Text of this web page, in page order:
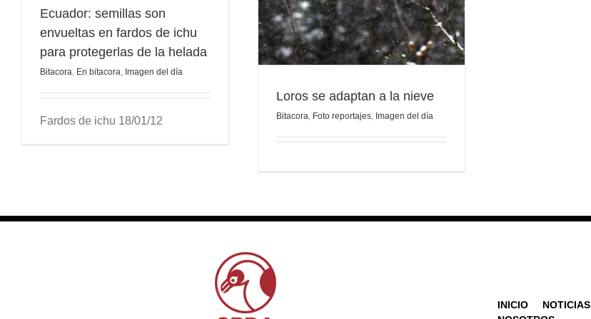
Ecuador: semillas son
envueltas en fardos de ichu
para protegerlas de la helada
Bitacora, En bitacora, Imagen del día
Fardos de ichu 18/01/12
Loros se adaptan a la nieve
Bitacora, Foto reportajes, Imagen del día
INICIO NOTICIAS